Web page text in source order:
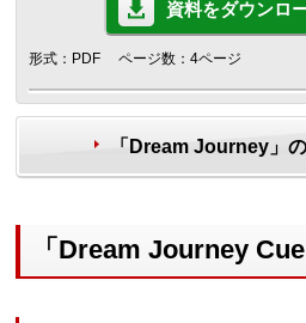
資料をダウンロ
形式：PDF ページ数：4ページ
「Dream Journey」
「Dream Journey